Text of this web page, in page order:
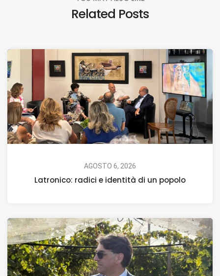
Related Posts
AGOSTO 6, 2026
Latronico: radici e identità di un popolo